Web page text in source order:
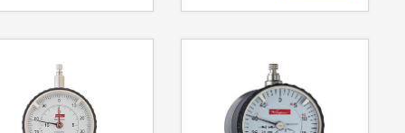
8 mm h6) •
der
in
Kugellagern
(Ø 8 mm h6) • Gehäuse
zum Schutz gegen